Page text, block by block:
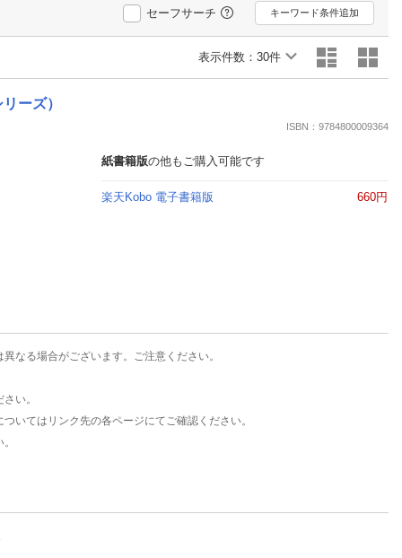
動画配信
楽天TV
動画配信ガイド
楽天チケット
セーフサーチ キーワード条件追加
表示件数： 30件
ーズ）
ISBN：9784800009364
紙書籍版の他もご購入可能です
楽天Kobo 電子書籍版 660円
なる場合がございます。ご注意ください。
い。
いてはリンク先の各ページにてご確認ください。